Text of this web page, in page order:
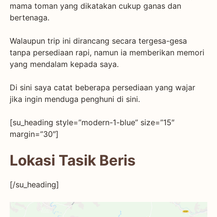
mama toman yang dikatakan cukup ganas dan
bertenaga.
Walaupun trip ini dirancang secara tergesa-gesa
tanpa persediaan rapi, namun ia memberikan memori
yang mendalam kepada saya.
Di sini saya catat beberapa persediaan yang wajar
jika ingin menduga penghuni di sini.
[su_heading style=”modern-1-blue” size=”15″
margin=”30″]
Lokasi Tasik Beris
[/su_heading]